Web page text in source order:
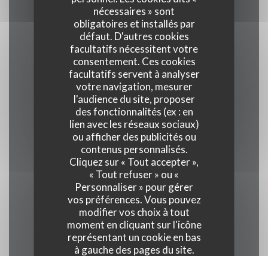
nécessaires » sont
obligatoires et installés par
défaut. D'autres cookies
facultatifs nécessitent votre
consentement. Ces cookies
facultatifs servent à analyser
votre navigation, mesurer
l'audience du site, proposer
des fonctionnalités (ex : en
lien avec les réseaux sociaux)
ou afficher des publicités ou
contenus personnalisés.
Cliquez sur « Tout accepter »,
« Tout refuser » ou «
Personnaliser » pour gérer
vos préférences. Vous pouvez
modifier vos choix à tout
moment en cliquant sur l'icône
représentant un cookie en bas
à gauche des pages du site.
Type de restaurant
Restaurant Gastronomique
Services
Veranda, Wifi, Climatisation, Service voiturier,
Accès aux personnes à mobilité réduite
Moyens de paiement
Union Pay , Espèces, Visa, American Express
Horaires